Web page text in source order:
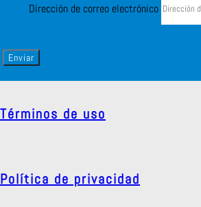
Dirección de correo electrónico
Enviar
Términos de uso
Política de privacidad